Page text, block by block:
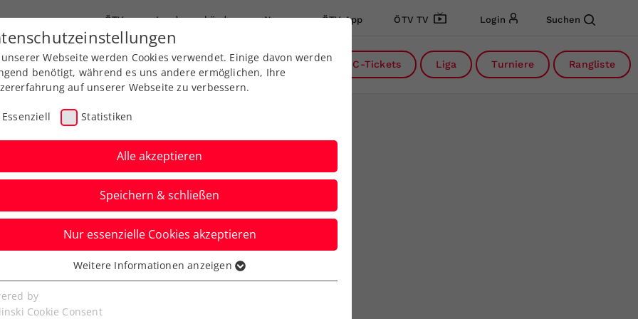
ÖTV Landesverbände News ÖTV App ÖTV TV Login Suchen
Ausbildungen Services Über uns DC-Tickets Liga Turniere Rangliste
als Ehrengast zum
Linz
Webseite werden Cookies verwendet. Einige davon werden
benötigt, während es uns andere ermöglichen, Ihre
auf unserer Webseite zu verbessern.
Essenziell Statistiken
Alle akzeptieren
Speichern & schließen
Nur essenzielle Cookies akzeptieren
Cookies werden für grundlegende Funktionen der
benötigt. Dadurch ist gewährleistet, dass die Webseite
Weitere Informationen anzeigen
by
Cookie Consent